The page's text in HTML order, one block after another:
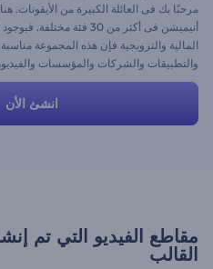
أنيميشن فى أكثر من 30 فئة
المالية والترويجية فإن هذه المجموعة مناسبة
والتطبيقات والشركات والمؤسسات
هذه المكتبة المنظمة بشكل جيد لبناء قصة
فريد من نوعه مع رندرفورست مجانًاانشئ الأن
مقاطع الفيديو التي تم
القالب